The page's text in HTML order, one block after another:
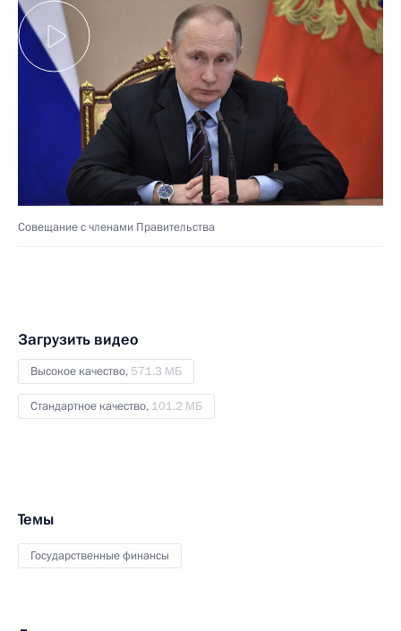
Совещание с членами Правительства
Загрузить видео
Высокое качество, 571.3 МБ
Стандартное качество, 101.2 МБ
Темы
Государственные финансы